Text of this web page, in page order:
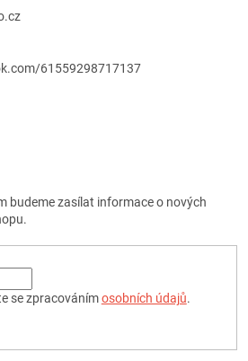
61559298717137
budeme zasílat informace o nových
se zpracovánímosobních údajů.